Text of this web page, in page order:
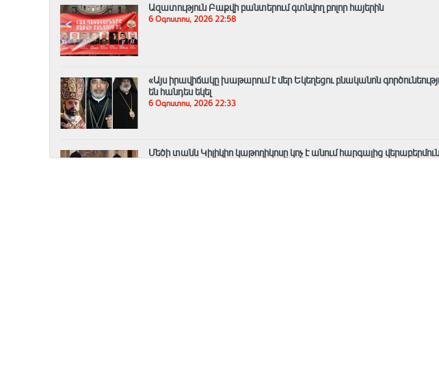
Ազատություն Բաքվի բանտերում գտնվող բոլոր հայերին
6 Օգոստոս, 2026 22:58
«Այս իրավիճակը խաթարում է մեր Եկեղեցու բնականոն
են հանդես եկել
6 Օգոստոս, 2026 22:33
Մեծի տանն Կիլիկիո կաթողիկոսը կոչ է անում հարգալից